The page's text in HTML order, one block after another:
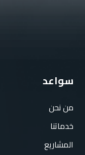
سواعد
من نحن
خدماتنا
المشاريع